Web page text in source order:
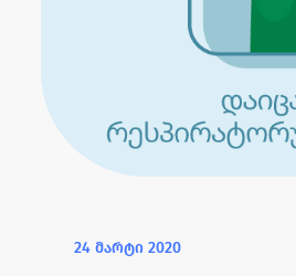
24 მარტი 2020